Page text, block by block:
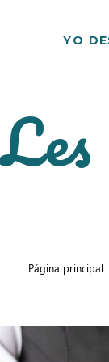
YO
Página principal